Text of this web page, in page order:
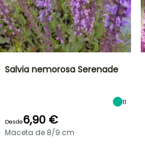
Salvia nemorosa Serenade
11
Desde6,90 €
Maceta de 8/9 cm